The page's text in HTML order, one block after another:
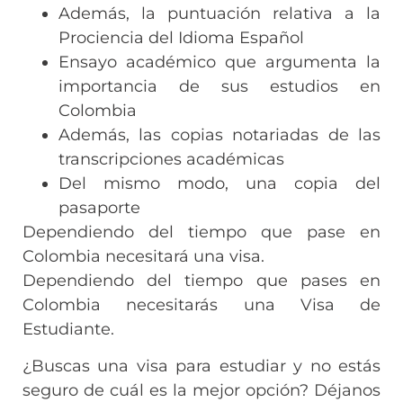
Además, la puntuación relativa a la
Prociencia del Idioma Español
Ensayo académico que argumenta la
importancia de sus estudios en
Colombia
Además, las copias notariadas de las
transcripciones académicas
Del mismo modo, una copia del
pasaporte
Dependiendo del tiempo que pase en
Colombia necesitará una visa.
Dependiendo del tiempo que pases en
Colombia necesitarás una Visa de
Estudiante.
¿Buscas una visa para estudiar y no estás
seguro de cuál es la mejor opción? Déjanos